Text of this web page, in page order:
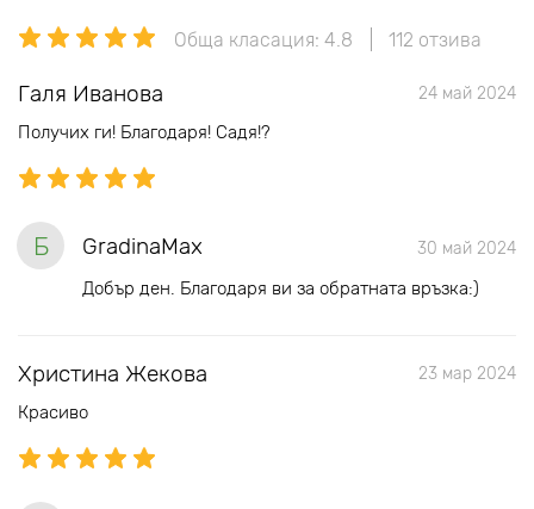
Обща класация: 4.8 112 отзива
Галя Иванова 24 май 2024
Получих ги! Благодаря! Садя!?
Б GradinaMax 30 май 2024
Добър ден. Благодаря ви за обратната връзка:)
Христина Жекова 23 мар 2024
Красиво